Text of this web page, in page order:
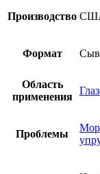
Производство
Формат
Область
применения
Проблемы